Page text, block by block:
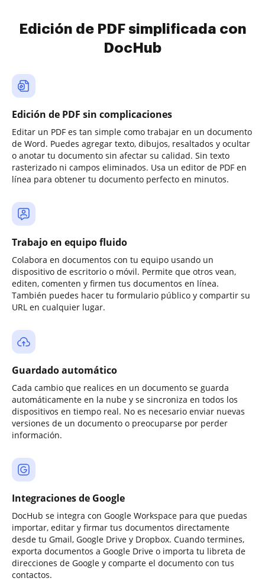
Edición de PDF simplificada con
DocHub
Edición de PDF sin complicaciones
Editar un PDF es tan simple como trabajar en un documento
de Word. Puedes agregar texto, dibujos, resaltados y ocultar
o anotar tu documento sin afectar su calidad. Sin texto
rasterizado ni campos eliminados. Usa un editor de PDF en
línea para obtener tu documento perfecto en minutos.
Trabajo en equipo fluido
Colabora en documentos con tu equipo usando un
dispositivo de escritorio o móvil. Permite que otros vean,
editen, comenten y firmen tus documentos en línea.
También puedes hacer tu formulario público y compartir su
URL en cualquier lugar.
Guardado automático
Cada cambio que realices en un documento se guarda
automáticamente en la nube y se sincroniza en todos los
dispositivos en tiempo real. No es necesario enviar nuevas
versiones de un documento o preocuparse por perder
información.
Integraciones de Google
DocHub se integra con Google Workspace para que puedas
importar, editar y firmar tus documentos directamente
desde tu Gmail, Google Drive y Dropbox. Cuando termines,
exporta documentos a Google Drive o importa tu libreta de
direcciones de Google y comparte el documento con tus
contactos.